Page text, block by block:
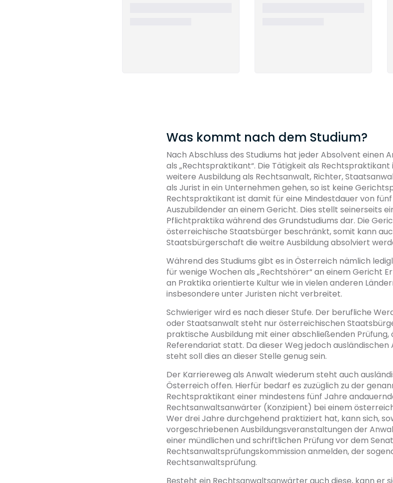
Was kommt nach dem Studium?
Nach Abschluss des Studiums hat jeder Absolvent einen
als „Rechtspraktikant“. Die Tätigkeit als
weitere Ausbildung als Rechtsanwalt, Richter,
als Jurist in ein Unternehmen gehen, so ist keine
Rechtspraktikant ist damit für eine Mindestdauer von
Auszubildender an einem Gericht. Dies stellt seinerseits
Pflichtpraktika während des Grundstudiums dar. Die
österreichische Staatsbürger beschränkt, somit kann
Staatsbürgerschaft die weitre Ausbildung absolviert
Während des Studiums gibt es in Österreich nämlich
für wenige Wochen als „Rechtshörer“ an einem Gericht
an Praktika orientierte Kultur wie in vielen anderen
insbesondere unter Juristen nicht verbreitet.
Schwieriger wird es nach dieser Stufe. Der berufliche
oder Staatsanwalt steht nur österreichischen
praktische Ausbildung mit einer abschließenden
Referendariat statt. Da dieser Weg jedoch
steht soll dies an dieser Stelle genug sein.
Der Karriereweg als Anwalt wiederum steht auch
Österreich offen. Hierfür bedarf es zuzüglich zu der
Rechtspraktikant einer mindestens fünf Jahre
Rechtsanwaltsanwärter (Konzipient) bei einem
Wer drei Jahre durchgehend praktiziert hat, kann sich,
vorgeschriebenen Ausbildungsveranstaltungen der
einer mündlichen und schriftlichen Prüfung vor dem
Rechtsanwaltsprüfungskommission anmelden, der
Rechtsanwaltsprüfung.